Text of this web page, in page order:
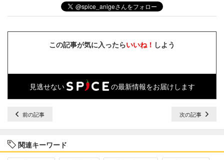
この記事が気に入ったらいいね！ しよう
見逃せない の最新情報をお届けします
前の記事 次の記事
関連キーワード